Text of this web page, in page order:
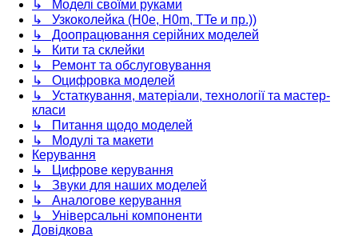
↳ Моделі своїми руками
↳ Узкоколейка (H0e, H0m, TTe и пр.))
↳ Доопрацювання серійних моделей
↳ Кити та склейки
↳ Ремонт та обслуговування
↳ Оцифровка моделей
↳ Устаткування, матеріали, технології та мастер-
класи
↳ Питання щодо моделей
↳ Модулі та макети
Керування
↳ Цифрове керування
↳ Звуки для наших моделей
↳ Аналогове керування
↳ Універсальні компоненти
Довідкова